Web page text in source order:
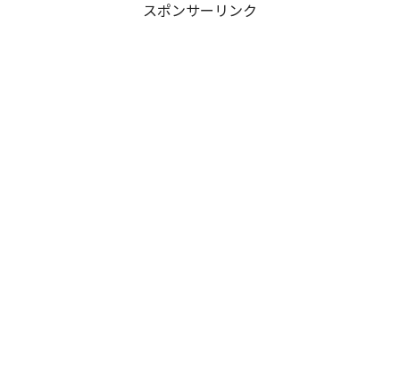
スポンサーリンク